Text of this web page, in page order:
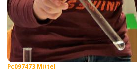
Pc097473 Mittel